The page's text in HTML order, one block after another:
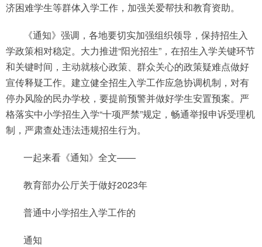
济困难学生等群体入学工作，加强关爱帮扶和教育资助。
《通知》强调，各地要切实加强组织领导，保持招生入
学政策相对稳定。大力推进“阳光招生”，在招生入学关键环节
和关键时间，主动就核心政策、群众关心的政策疑难点做好
宣传释疑工作。建立健全招生入学工作应急协调机制，对有
停办风险的民办学校，要提前预警并做好学生安置预案。严
格落实中小学招生入学“十项严禁”规定，畅通举报申诉受理机
制，严肃查处违法违规招生行为。
一起来看《通知》全文——
教育部办公厅关于做好2023年
普通中小学招生入学工作的
通知